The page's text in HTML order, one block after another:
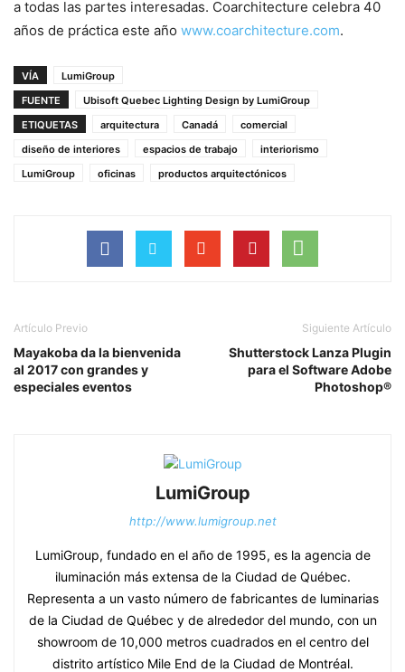
a todas las partes interesadas. Coarchitecture celebra 40
años de práctica este año www.coarchitecture.com.
VÍA
LumiGroup
FUENTE
Ubisoft Quebec Lighting Design by LumiGroup
ETIQUETAS
arquitectura Canadá
comercial
diseño de interiores
espacios de trabajo
interiorismo
LumiGroup
oficinas productos arquitectónicos
Artículo Previo
Mayakoba da la bienvenida
al 2017 con grandes y
especiales eventos
Siguiente Artículo
Shutterstock Lanza Plugin
para el Software Adobe
Photoshop®
LumiGroup
http://www.lumigroup.net
LumiGroup, fundado en el año de 1995, es la agencia de
iluminación más extensa de la Ciudad de Québec.
Representa a un vasto número de fabricantes de luminarias
de la Ciudad de Québec y de alrededor del mundo, con un
showroom de 10,000 metros cuadrados en el centro del
distrito artístico Mile End de la Ciudad de Montréal.